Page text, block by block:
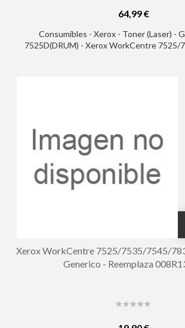
64,99 €
Consumibles - Xerox - Toner (Laser) -
7525D(DRUM) - Xerox WorkCentre 7525/
Xerox WorkCentre 7525/7535/7545/
Generico - Reemplaza